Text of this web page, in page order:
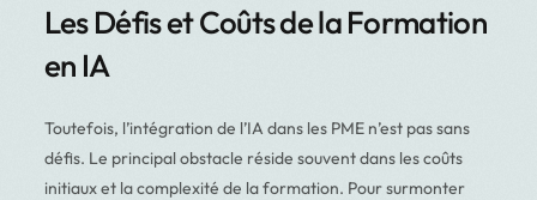
Les Défis et Coûts de la Formation
en IA
Toutefois, l’intégration de l’IA dans les PME n’est pas sans
défis. Le principal obstacle réside souvent dans les coûts
initiaux et la complexité de la formation. Pour surmonter